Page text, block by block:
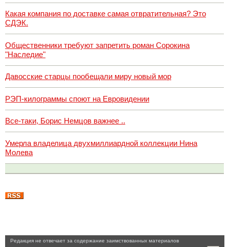
Какая компания по доставке самая отвратительная? Это
СДЭК.
Общественники требуют запретить роман Сорокина
"Наследие"
Давосские старцы пообещали миру новый мор
РЭП-килограммы споют на Евровидении
Все-таки, Борис Немцов важнее ..
Умерла владелица двухмиллиардной коллекции Нина
Молева
Pедакция не отвечает за содержание заимствованных материалов